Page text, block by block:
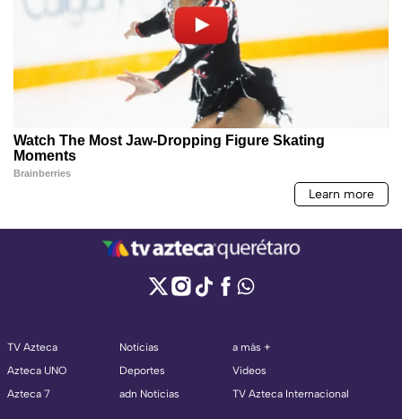
TV Azteca
Azteca UNO
Azteca 7
Noticias
Deportes
adn Noticias
a más +
Videos
TV Azteca Internacional